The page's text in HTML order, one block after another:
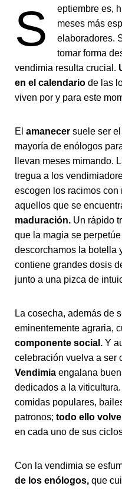
S
eptiembre es,
meses más
elaboradores.
tomar forma
vendimia resulta crucial.
en el calendario de las
viven por y para este
El amanecer suele ser
mayoría de enólogos
llevan meses mimando.
tregua a los
escogen los racimos
aquellos que se
maduración. Un rápido
que la magia se
descorchamos la botella
contiene grandes dosis
junto a una pizca de
La cosecha, además de
eminentemente agraria,
componente social. Y
celebración vuelva a ser
Vendimia engalana
dedicados a la
comidas populares,
patronos; todo ello
en cada uno de sus
Con la vendimia se
de los enólogos, que